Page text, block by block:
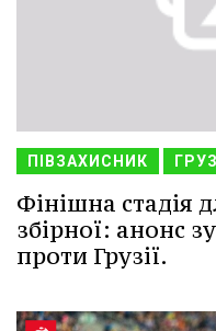
ПІВЗАХИСНИК
Фінішна стадія
збірної: анонс
проти Грузії.